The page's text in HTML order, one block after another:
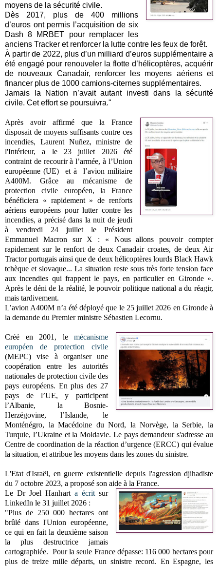
moyens de la sécurité civile.
Dès 2017, plus de 400 millions
d’euros ont permis l’acquisition de six
Dash 8 MRBET pour remplacer les
anciens Tracker et renforcer la lutte contre les feux de forêt.
À partir de 2022, plus d’un milliard d’euros supplémentaire a
été engagé pour renouveler la flotte d’hélicoptères, acquérir
de nouveaux Canadair, renforcer les moyens aériens et
financer plus de 1000 camions-citernes supplémentaires.
Jamais la Nation n’avait autant investi dans la sécurité
civile. Cet effort se poursuivra."
Après avoir affirmé que la France
disposait de moyens suffisants contre ces
incendies, Laurent Nuñez, ministre de
l'Intérieur, a le 23 juillet 2026 été
contraint de recourir à l’armée, à l’Union
européenne (UE) et à l’avion militaire
A400M. Grâce au mécanisme de
protection civile européen, la France
bénéficiera « rapidement » de renforts
aériens européens pour lutter contre les
incendies, a précisé dans la nuit de jeudi
à vendredi 24 juillet le Président
Emmanuel Macron sur X : « Nous allons pouvoir compter
rapidement sur le renfort de deux Canadair croates, de deux Air
Tractor portugais ainsi que de deux hélicoptères lourds Black Hawk
tchèque et slovaque... La situation reste sous très forte tension face
aux incendies qui frappent le pays, en particulier en Gironde ».
Après le déni de la réalité, le pouvoir politique national a du réagir,
mais tardivement.
L’avion A400M n’a été déployé que le 25 juillet 2026 en Gironde à
la demande du Premier ministre Sébastien Lecornu.
Créé en 2001, le mécanisme
européen de protection civile
(MEPC) vise à organiser une
coopération entre les autorités
nationales de protection civile des
pays européens. En plus des 27
pays de l’UE, y participent
l’Albanie, la Bosnie-
Herzégovine, l’Islande, le
Monténégro, la Macédoine du Nord, la Norvège, la Serbie, la
Turquie, l’Ukraine et la Moldavie. Le pays demandeur s'adresse au
Centre de coordination de la réaction d’urgence (ERCC) qui évalue
la situation, et attribue les moyens dans les zones du sinistre.
L'Etat d'Israël, en guerre existentielle depuis l'agression djihadiste
du 7 octobre 2023, a proposé son aide à la France.
Le Dr Joel Hanhart a écritsur
LinkedIn le 31 juillet 2026 :
"Plus de 250 000 hectares ont
brûlé dans l'Union européenne,
ce qui en fait la deuxième saison
la plus destructrice jamais
cartographiée. Pour la seule France dépasse: 116 000 hectares pour
plus de treize mille départs, un sinistre record. En Espagne, les